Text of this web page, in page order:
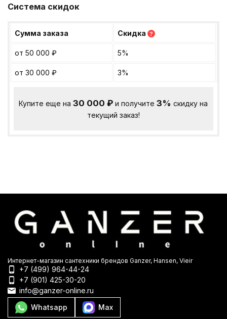
Система скидок
Сумма заказа Скидка ?
от 50 000 ₽ 5%
от 30 000 ₽ 3%
Купите еще на30 000₽ и получите3% скидку на
текущий заказ!
Интернет-магазин сантехники брендов Ganzer, Hansen, Vieir
+7 (499) 964-44-24
+7 (901) 425-30-20
info@ganzer-online.ru
Whatsapp
Max